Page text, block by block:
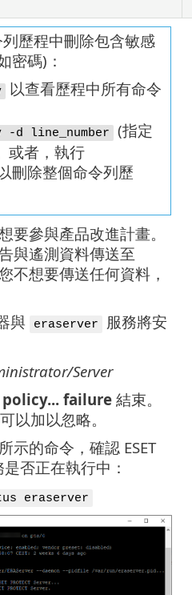
歷程中刪除包含敏感
密碼)：
以查看歷程中所有命令
-d line_number
(指定
或者，執行
刪除整個命令列歷
要參與產品改進計畫。
與遙測資料傳送至
不想要傳送任何資料，
與 eraserver
服務將安
Server
policy... failure 結束。
以加以忽略。
示的命令，確認 ESET
否正在執行中：
eraserver